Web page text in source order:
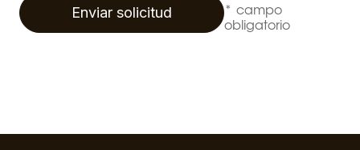
Enviar solicitud
* campo
obligatorio